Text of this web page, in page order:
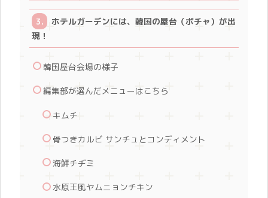
ホテルガーデンには、韓国の屋台（ポチャ）が出
現！
韓国屋台会場の様子
編集部が選んだメニューはこちら
キムチ
骨つきカルビ サンチュとコンディメント
海鮮チヂミ
水原王風ヤムニョンチキン